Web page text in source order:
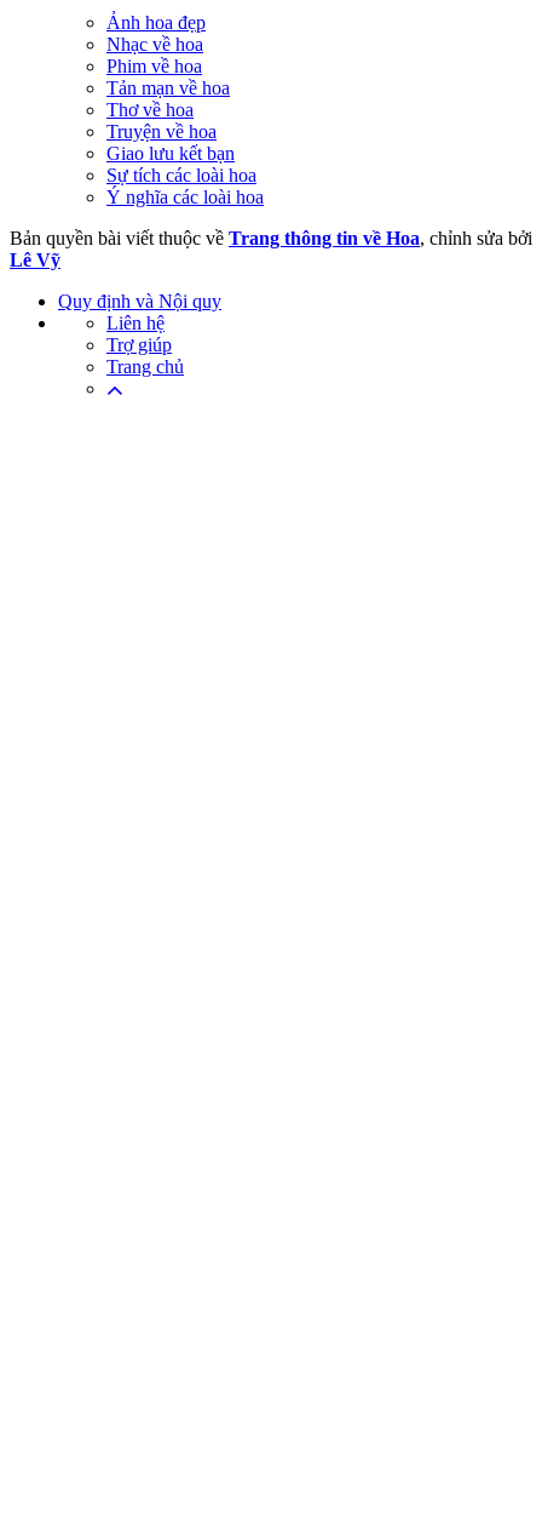
Ảnh hoa đẹp
Nhạc về hoa
Phim về hoa
Tản mạn về hoa
Thơ về hoa
Truyện về hoa
Giao lưu kết bạn
Sự tích các loài hoa
Ý nghĩa các loài hoa
Bản quyền bài viết thuộc về Trang thông tin về Hoa, chỉnh sửa bởi
Lê Vỹ
Quy định và Nội quy
Liên hệ
Trợ giúp
Trang chủ